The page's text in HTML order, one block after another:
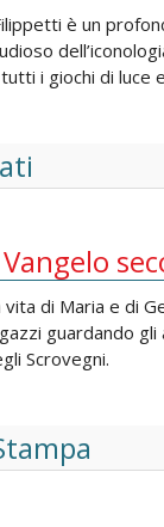
è un
i giochi di luce
vita di Maria e di
guardando gli
Scrovegni.